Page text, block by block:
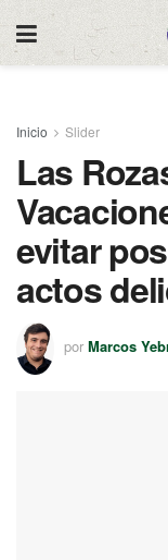
Inicio Slider
Las
evitar
actos
por Marcos